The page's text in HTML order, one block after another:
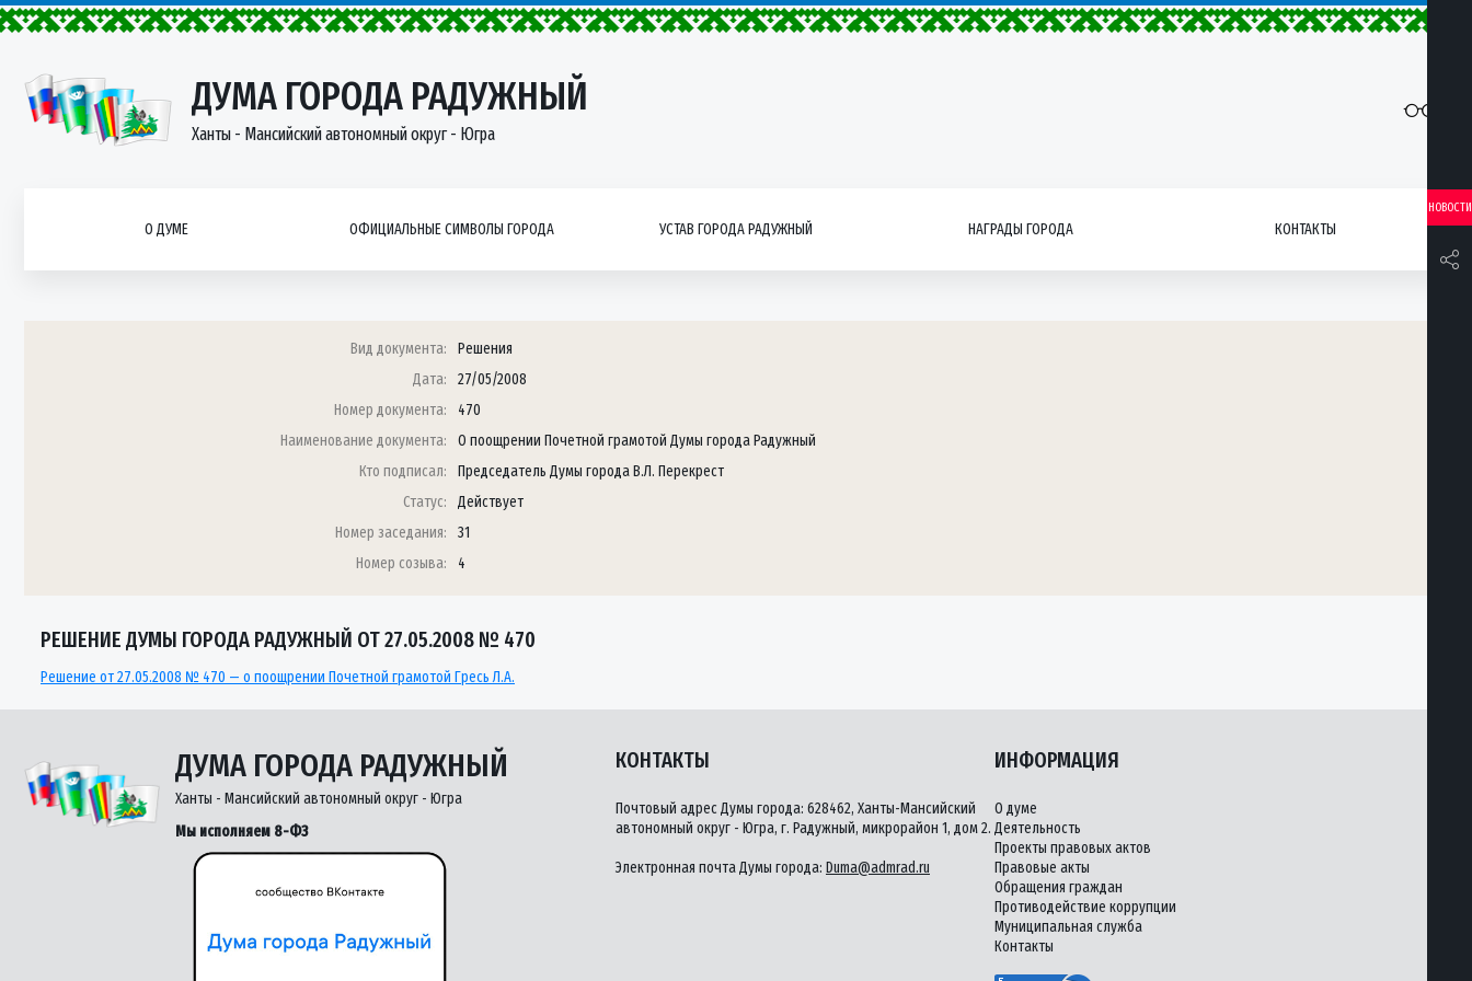
ДУМА ГОРОДА РАДУЖНЫЙ
Ханты - Мансийский автономный округ - Югра
О ДУМЕ ОФИЦИАЛЬНЫЕ СИМВОЛЫ ГОРОДА УСТАВ ГОРОДА РАДУЖНЫЙ НАГРАДЫ ГОРОДА КОНТАКТЫ
НОВОСТИ
Вид документа:
Решения
Дата:
27/05/2008
Номер документа:
470
Наименование документа:
О поощрении Почетной грамотой Думы города Радужный
Кто подписал:
Председатель Думы города В.Л. Перекрест
Статус:
Действует
Номер заседания:
31
Номер созыва:
4
РЕШЕНИЕ ДУМЫ ГОРОДА РАДУЖНЫЙ ОТ 27.05.2008 № 470
Решение от 27.05.2008 № 470 — о поощрении Почетной грамотой Гресь Л.А.
ДУМА ГОРОДА РАДУЖНЫЙ
Ханты - Мансийский автономный округ - Югра
Мы исполняем 8-ФЗ
КОНТАКТЫ
Почтовый адрес Думы города: 628462, Ханты-Мансийский
автономный округ - Югра, г. Радужный, микрорайон 1, дом 2.
Электронная почта Думы города: Duma@admrad.ru
ИНФОРМАЦИЯ
О думе
Деятельность
Проекты правовых актов
Правовые акты
Обращения граждан
Противодействие коррупции
Муниципальная служба
Контакты